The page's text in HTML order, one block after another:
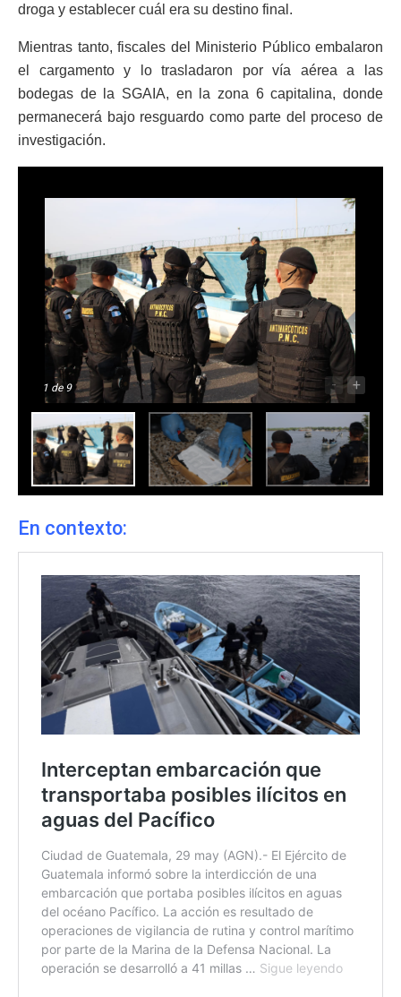
droga y establecer cuál era su destino final.
Mientras tanto, fiscales del Ministerio Público embalaron
el cargamento y lo trasladaron por vía aérea a las
bodegas de la SGAIA, en la zona 6 capitalina, donde
permanecerá bajo resguardo como parte del proceso de
investigación.
1 de 9 - +
En contexto: